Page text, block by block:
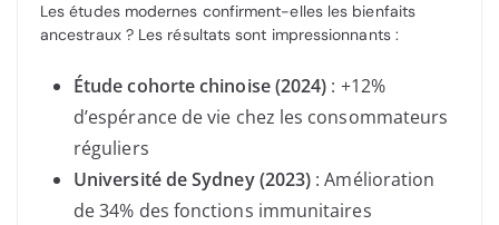
Les études modernes confirment-elles les bienfaits
ancestraux ? Les résultats sont impressionnants :
Étude cohorte chinoise (2024) : +12%
d’espérance de vie chez les consommateurs
réguliers
Université de Sydney (2023) : Amélioration
de 34% des fonctions immunitaires